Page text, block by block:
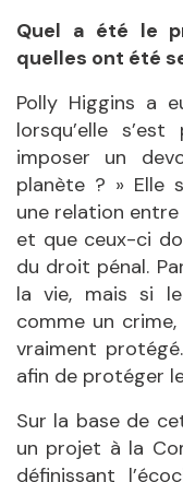
Quel a été le
quelles ont été
Polly Higgins a
lorsqu’elle
imposer un
planète ? » Elle
une relation
et que ceux-ci
du droit pénal.
la vie, mais si
comme un
vraiment
afin de protéger
Sur la base de
un projet à la
définissant